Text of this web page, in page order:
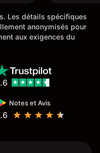
Les détails spécifiques
anonymisés pour
aux exigences du
Notes et Avis